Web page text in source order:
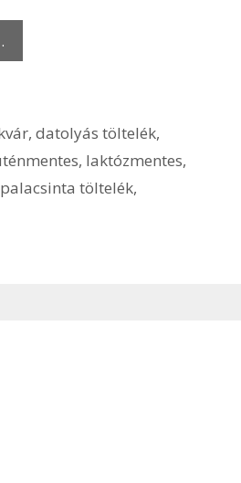
,datolyás töltelék,
, laktózmentes,
palacsinta töltelék,